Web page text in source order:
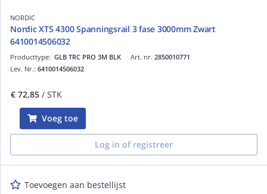
NORDIC
Nordic XTS 4300 Spanningsrail 3 fase 3000mm Zwart
6410014506032
Art. nr. 2850010771
Producttype: GLB TRC PRO 3M BLK
Lev. Nr.: 6410014506032
€ 72,85 / STK
Voeg toe
Log in of registreer
Toevoegen aan bestellijst